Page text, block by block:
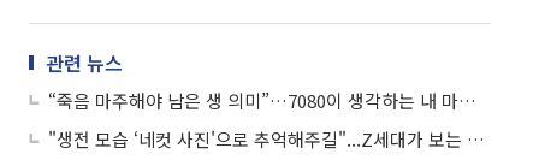
관련 뉴스
“죽음 마주해야 남은 생 의미”…7080이 생각하는 내 마지막
"생전 모습 ‘네컷 사진'으로 추억해주길"...Z세대가 보는 장례문화